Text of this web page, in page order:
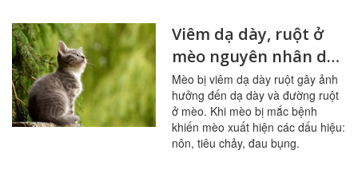
Viêm dạ dày, ruột ở
mèo nguyên nhân do
đâu?
Mèo bị viêm dạ dày ruột gây ảnh
hưởng đến dạ dày và đường ruột
ở mèo. Khi mèo bị mắc bệnh
khiến mèo xuất hiện các dấu hiệu:
nôn, tiêu chảy, đau bụng.